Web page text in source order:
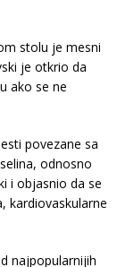
stolu je mesni
je otkrio da
ako se ne
povezane sa
odnosno
i objasnio da se
kardiovaskularne
najpopularnijih